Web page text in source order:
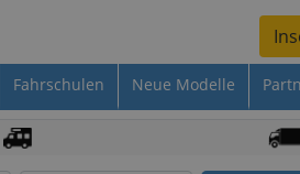
Fahrschulen Neue Modelle